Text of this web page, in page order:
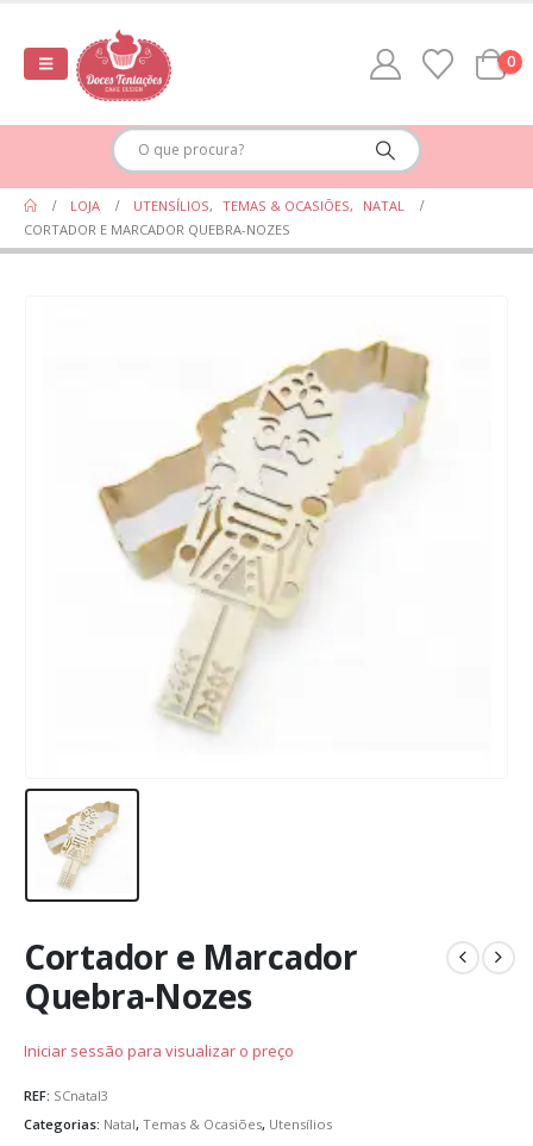
0
LOJA UTENSÍLIOS, TEMAS & OCASIÕES,
NATAL
CORTADOR E MARCADOR QUEBRA-NOZES
Cortador e Marcador
Quebra-Nozes
Iniciar sessão para visualizar o preço
REF: SCnatal3
Categorias: Natal, Temas & Ocasiões, Utensílios